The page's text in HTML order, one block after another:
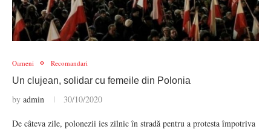
Oameni Recomandari
Un clujean, solidar cu femeile din Polonia
by admin 30/10/2020
De câteva zile, polonezii ies zilnic în stradă pentru a protesta împotriva